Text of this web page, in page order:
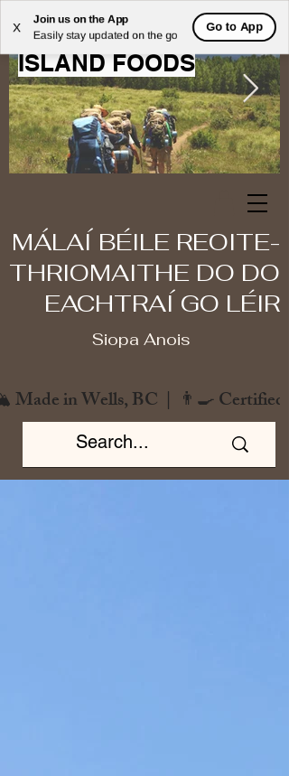
X
Join us on the App
Easily stay updated on the go
Go to App
WELCOME TO MOOSE
ISLAND FOODS
MÁLAÍ BÉILE REOITE-
THRIOMAITHE DO DO
EACHTRAÍ GO LÉIR
Siopa Anois
in Wells, BC  |  👨‍🍳 Certified